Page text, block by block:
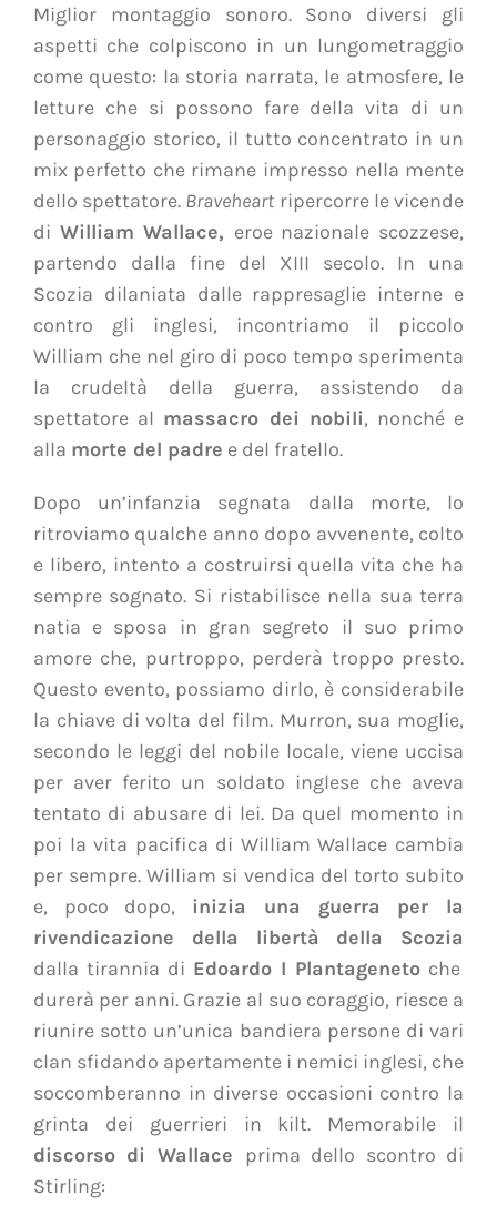
Miglior montaggio sonoro. Sono diversi gli
aspetti che colpiscono in un lungometraggio
come questo: la storia narrata, le atmosfere, le
letture che si possono fare della vita di un
personaggio storico, il tutto concentrato in un
mix perfetto che rimane impresso nella mente
dello spettatore. Braveheart ripercorre le vicende
di William Wallace, eroe nazionale scozzese,
partendo dalla fine del XIII secolo. In una
Scozia dilaniata dalle rappresaglie interne e
contro gli inglesi, incontriamo il piccolo
William che nel giro di poco tempo sperimenta
la crudeltà della guerra, assistendo da
spettatore al massacro dei nobili, nonché e
alla morte del padre e del fratello.
Dopo un’infanzia segnata dalla morte, lo
ritroviamo qualche anno dopo avvenente, colto
e libero, intento a costruirsi quella vita che ha
sempre sognato. Si ristabilisce nella sua terra
natia e sposa in gran segreto il suo primo
amore che, purtroppo, perderà troppo presto.
Questo evento, possiamo dirlo, è considerabile
la chiave di volta del film. Murron, sua moglie,
secondo le leggi del nobile locale, viene uccisa
per aver ferito un soldato inglese che aveva
tentato di abusare di lei. Da quel momento in
poi la vita pacifica di William Wallace cambia
per sempre.William si vendica del torto subito
e, poco dopo, inizia una guerra per la
rivendicazione della libertà della Scozia
dalla tirannia di Edoardo I Plantageneto che
durerà per anni. Grazie al suo coraggio, riesce a
riunire sotto un’unica bandiera persone di vari
clan sfidando apertamente i nemici inglesi, che
soccomberanno in diverse occasioni contro la
grinta dei guerrieri in kilt. Memorabile il
discorso di Wallace prima dello scontro di
Stirling: